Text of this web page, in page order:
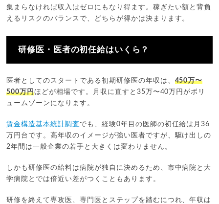
集まらなければ収入はゼロにもなり得ます。稼ぎたい額と背負
えるリスクのバランスで、どちらが得かは決まります。
研修医・医者の初任給はいくら？
医者としてのスタートである初期研修医の年収は、 450万〜
500万円ほどが相場です。月収に直すと35万〜40万円がボリ
ュームゾーンになります。
賃金構造基本統計調査 でも、経験0年目の医師の初任給は月36
万円台です。高年収のイメージが強い医者ですが、駆け出しの
2年間は一般企業の若手と大きくは変わりません。
しかも研修医の給料は病院が独自に決めるため、市中病院と大
学病院とでは倍近い差がつくこともあります。
研修を終えて専攻医、専門医とステップを踏むにつれ、年収は